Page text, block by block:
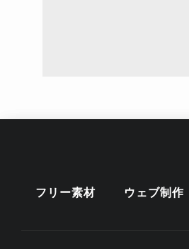
フリー素材 ウェブ制作